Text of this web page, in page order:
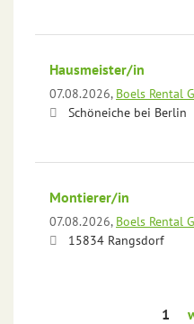
Hausmeister/in
07.08.2026, Boels Rental
Schöneiche bei Berlin
Montierer/in
07.08.2026, Boels Rental
15834 Rangsdorf
1